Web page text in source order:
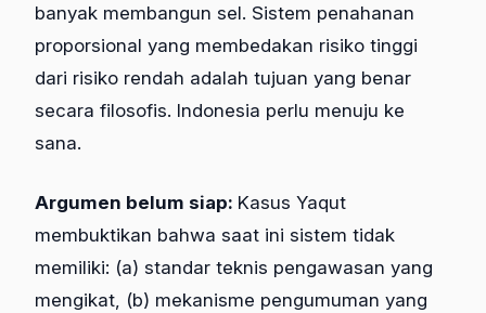
banyak membangun sel. Sistem penahanan
proporsional yang membedakan risiko tinggi
dari risiko rendah adalah tujuan yang benar
secara filosofis. Indonesia perlu menuju ke
sana.
Argumen belum siap: Kasus Yaqut
membuktikan bahwa saat ini sistem tidak
memiliki: (a) standar teknis pengawasan yang
mengikat, (b) mekanisme pengumuman yang